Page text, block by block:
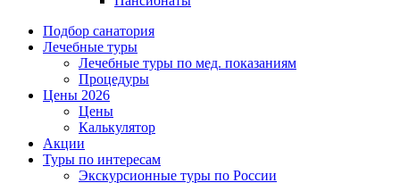
Подбор санатория
Лечебные туры
Лечебные туры по мед. показаниям
Процедуры
Цены 2026
Цены
Калькулятор
Акции
Туры по интересам
Экскурсионные туры по России